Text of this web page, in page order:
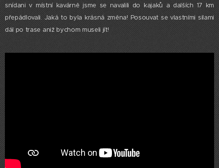
snídani v místní kavárně jsme se navalili do kajaků a dalších 17 km
přepádlovali. Jaká to byla krásná změna! Posouvat se vlastními silami
dál po trase aniž bychom museli jít!